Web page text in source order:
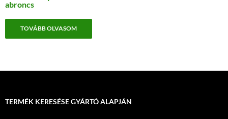
abroncs
TOVÁBB OLVASOM
TERMÉK KERESÉSE GYÁRTÓ ALAPJÁN